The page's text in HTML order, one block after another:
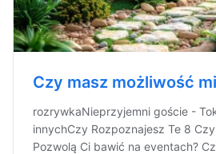
Czy masz możliwość
rozrywkaNieprzyjemni goście -
innychCzy Rozpoznajesz Te 8
Pozwolą Ci bawić na eventach?